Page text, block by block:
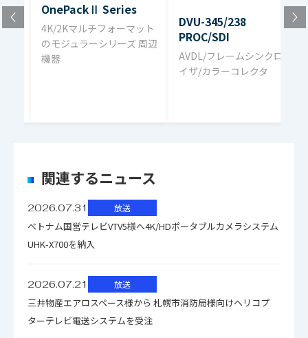
12×8 or 16×4
module
DAB-173 NPF-AES-SEL2-REAR
声出力
AES-3id 不平衡 1Vp-p 75Ω BNC
クリーンスイッチOff：
デジタル音
声入力分解
能
20bit/24bit
デジタル音
声出力サン
プリング周
クリーンスイッチOff：入力信号と同
じ
OnePackⅡ Series
4K/2Kマルチフォーマット
のモジュラーシリーズ 周辺
機器
DVU-345/238
PROC/SDI
AVDL/フレームシンクロナ
イザ/カラーコレクタ
関連するニュース
2026.07.31 放送
ベトナム国営テレビVTV5様へ4K/HDポータブルカメラシステム
UHK-X700を納入
2026.07.21 放送
三井物産エアロスペース様から 札幌市消防局様向けヘリコプ
ターテレビ電送システムを受注